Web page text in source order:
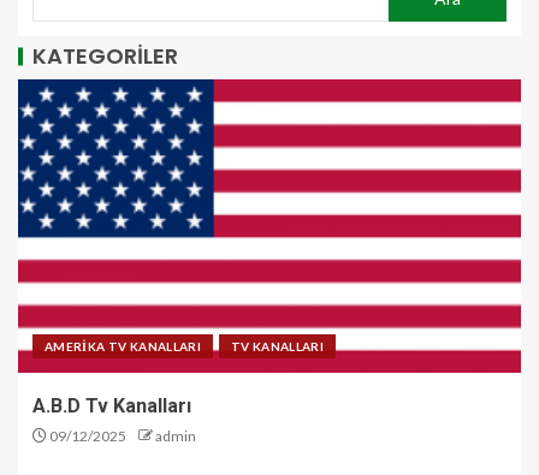
KATEGORİLER
AMERİKA TV KANALLARI TV KANALLARI
A.B.D Tv Kanalları
09/12/2025 admin